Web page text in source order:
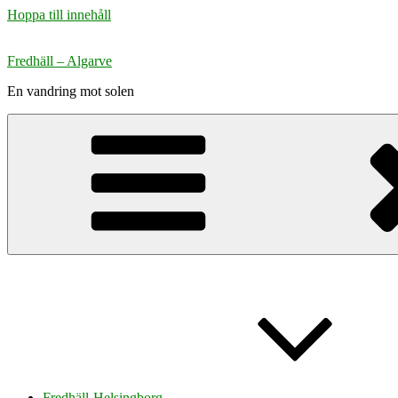
Hoppa till innehåll
Fredhäll – Algarve
En vandring mot solen